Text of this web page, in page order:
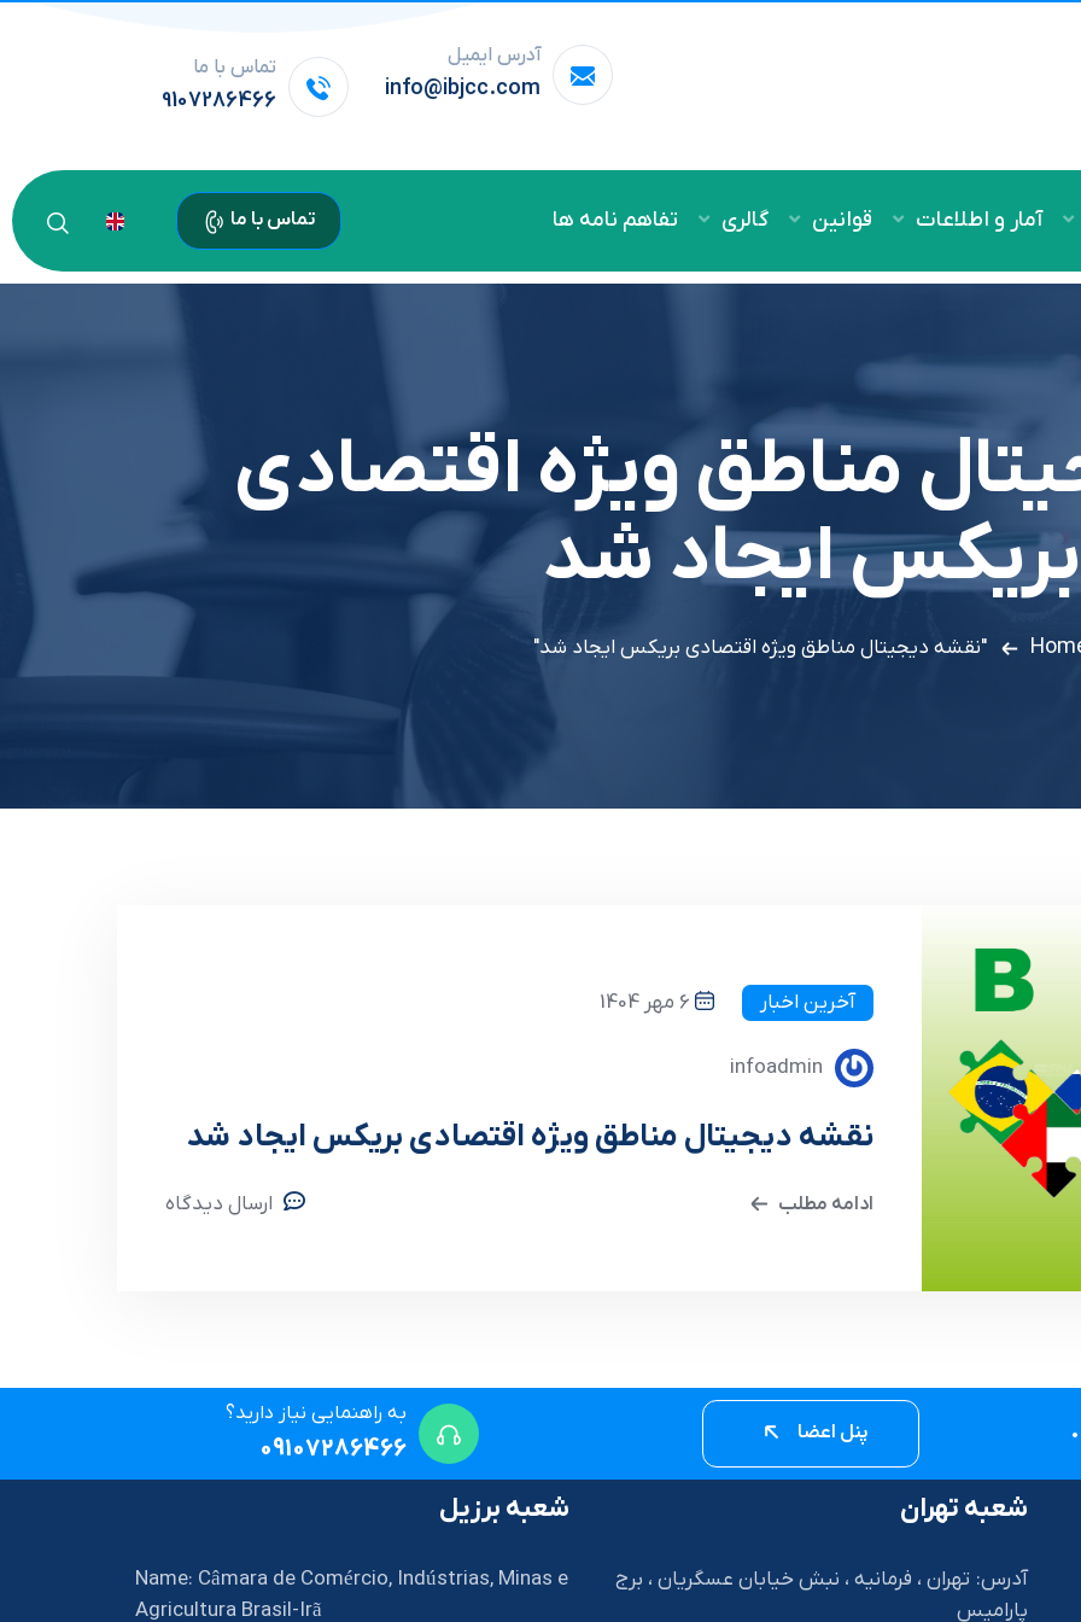
آدرس ایمیل
info@ibjcc.com
تماس با ما
9107286466
آمار و اطلاعات قوانین گالری تفاهم نامه ها تماس با ما
مناطق ویژه اقتصادی
بریکس ایجاد شد
"نقشه دیجیتال مناطق ویژه اقتصادی بریکس ایجاد شد"
آخرین اخبار 6 مهر 1404
infoadmin
نقشه دیجیتال مناطق ویژه اقتصادی بریکس ایجاد شد
ادامه مطلب ارسال دیدگاه
پنل اعضا
به راهنمایی نیاز دارید؟
09107286466
شعبه تهران
آدرس: تهران ، فرمانیه ، نبش خیابان عسگریان ، برج
پارامیس
شعبه برزیل
Name: Câmara de Comércio, Indústrias, Minas e
Agricultura Brasil-Irã